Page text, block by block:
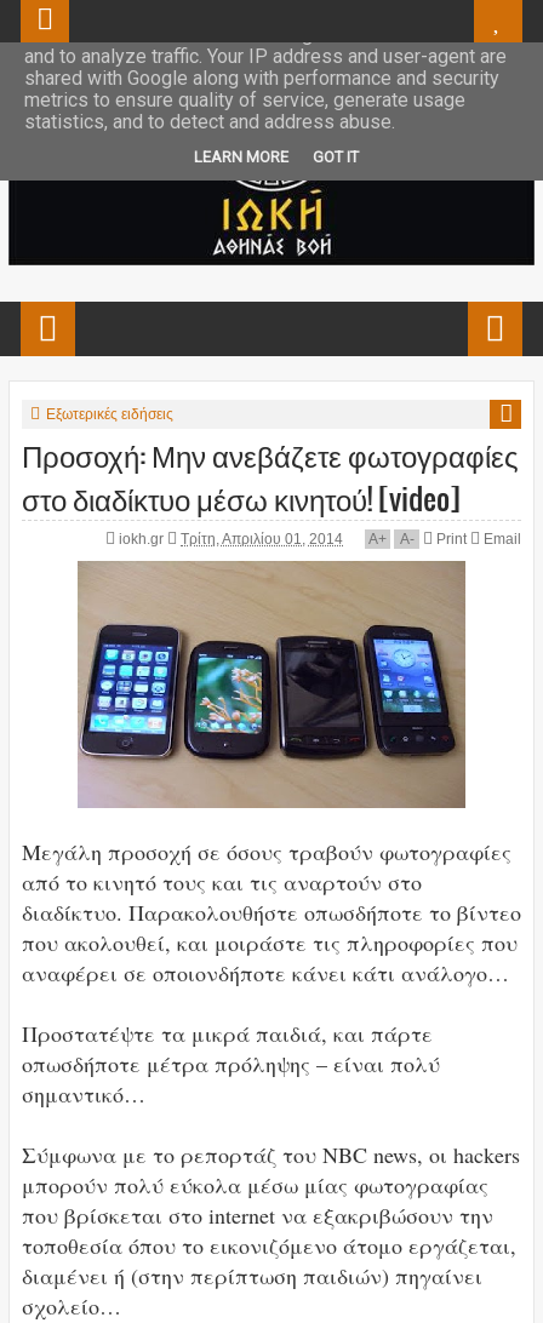
Εξωτερικές ειδήσεις
Προσοχή: Μην ανεβάζετε φωτογραφίες
στο διαδίκτυο μέσω κινητού! [video]
iokh.gr Τρίτη, Απριλίου 01, 2014 A+ A- Print Email
Μεγάλη προσοχή σε όσους τραβούν φωτογραφίες
από το κινητό τους και τις αναρτούν στο
διαδίκτυο. Παρακολουθήστε οπωσδήποτε το βίντεο
που ακολουθεί, και μοιράστε τις πληροφορίες που
αναφέρει σε οποιονδήποτε κάνει κάτι ανάλογο…
Προστατέψτε τα μικρά παιδιά, και πάρτε
οπωσδήποτε μέτρα πρόληψης – είναι πολύ
σημαντικό…
Σύμφωνα με το ρεπορτάζ του NBC news, οι hackers
μπορούν πολύ εύκολα μέσω μίας φωτογραφίας
που βρίσκεται στο internet να εξακριβώσουν την
τοποθεσία όπου το εικονιζόμενο άτομο εργάζεται,
διαμένει ή (στην περίπτωση παιδιών) πηγαίνει
σχολείο…
This site uses cookies from Google to deliver its services
and to analyze traffic. Your IP address and user-agent are
shared with Google along with performance and security
metrics to ensure quality of service, generate usage
statistics, and to detect and address abuse.
LEARN MORE GOT IT